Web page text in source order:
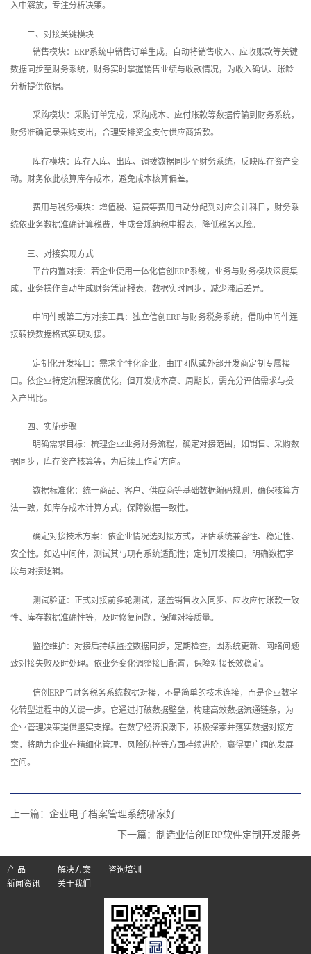
入中解放，专注分析决策。
二、对接关键模块
销售模块：ERP系统中销售订单生成，自动将销售收入、应收账款等关键
数据同步至财务系统，财务实时掌握销售业绩与收款情况，为收入确认、账龄
分析提供依据。
采购模块：采购订单完成，采购成本、应付账款等数据传输到财务系统，
财务准确记录采购支出，合理安排资金支付供应商货款。
库存模块：库存入库、出库、调拨数据同步至财务系统，反映库存资产变
动。财务依此核算库存成本，避免成本核算偏差。
费用与税务模块：增值税、运费等费用自动分配到对应会计科目，财务系
统依业务数据准确计算税费，生成合规纳税申报表，降低税务风险。
三、对接实现方式
平台内置对接：若企业使用一体化信创ERP系统，业务与财务模块深度集
成，业务操作自动生成财务凭证报表，数据实时同步，减少滞后差异。
中间件或第三方对接工具：独立信创ERP与财务税务系统，借助中间件连
接转换数据格式实现对接。
定制化开发接口：需求个性化企业，由IT团队或外部开发商定制专属接
口。依企业特定流程深度优化，但开发成本高、周期长，需充分评估需求与投
入产出比。
四、实施步骤
明确需求目标：梳理企业业务财务流程，确定对接范围，如销售、采购数
据同步，库存资产核算等，为后续工作定方向。
数据标准化：统一商品、客户、供应商等基础数据编码规则，确保核算方
法一致，如库存成本计算方式，保障数据一致性。
确定对接技术方案：依企业情况选对接方式，评估系统兼容性、稳定性、
安全性。如选中间件，测试其与现有系统适配性；定制开发接口，明确数据字
段与对接逻辑。
测试验证：正式对接前多轮测试，涵盖销售收入同步、应收应付账款一致
性、库存数据准确性等，及时修复问题，保障对接质量。
监控维护：对接后持续监控数据同步，定期检查，因系统更新、网络问题
致对接失败及时处理。依业务变化调整接口配置，保障对接长效稳定。
信创ERP与财务税务系统数据对接，不是简单的技术连接，而是企业数字
化转型进程中的关键一步。它通过打破数据壁垒，构建高效数据流通链条，为
企业管理决策提供坚实支撑。在数字经济浪潮下，积极探索并落实数据对接方
案，将助力企业在精细化管理、风险防控等方面持续进阶，赢得更广阔的发展
空间。‍
上一篇： 企业电子档案管理系统哪家好
下一篇： 制造业信创ERP软件定制开发服务
产 品 解决方案
咨询培训
新闻资讯
关于我们